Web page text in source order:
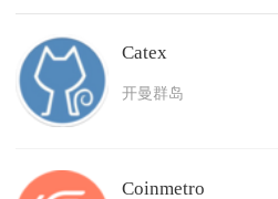
Catex
开曼群岛
Coinmetro